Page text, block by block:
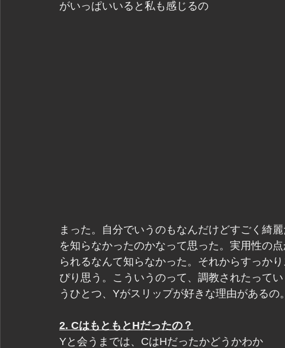
がいっぱいいると私も感じるの
まった。自分でいうのもなんだけどすごく綺
を知らなかったのかなって思った。実用性の
られるなんて知らなかった。それからすっか
ぴり思う。こういうのって、調教されたって
うひとつ、Yがスリップが好きな理由があるの
2. CはもともとHだったの？
Yと会うまでは、CはHだったかどうかわか